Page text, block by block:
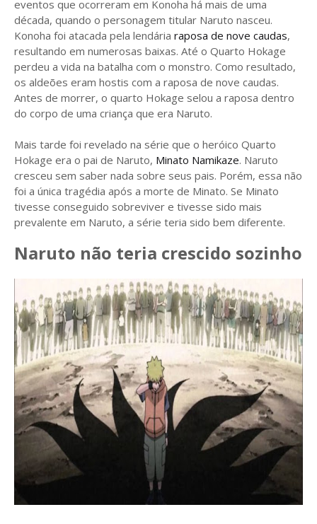
eventos que ocorreram em Konoha há mais de uma
década, quando o personagem titular Naruto nasceu.
Konoha foi atacada pela lendária raposa de nove caudas,
resultando em numerosas baixas. Até o Quarto Hokage
perdeu a vida na batalha com o monstro. Como resultado,
os aldeões eram hostis com a raposa de nove caudas.
Antes de morrer, o quarto Hokage selou a raposa dentro
do corpo de uma criança que era Naruto.
Mais tarde foi revelado na série que o heróico Quarto
Hokage era o pai de Naruto, Minato Namikaze. Naruto
cresceu sem saber nada sobre seus pais. Porém, essa não
foi a única tragédia após a morte de Minato. Se Minato
tivesse conseguido sobreviver e tivesse sido mais
prevalente em Naruto, a série teria sido bem diferente.
Naruto não teria crescido sozinho